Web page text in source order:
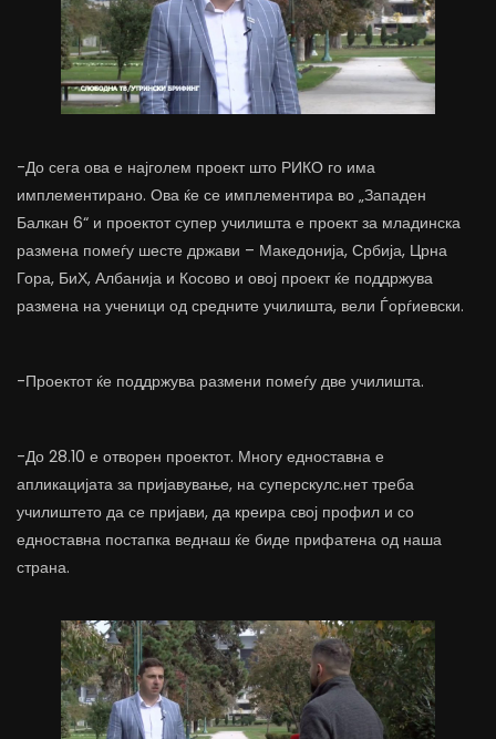
-До сега ова е најголем проект што РИКО го има
имплементирано. Ова ќе се имплементира во „Западен
Балкан 6“ и проектот супер училишта е проект за младинска
размена помеѓу шесте држави – Македонија, Србија, Црна
Гора, БиХ, Албанија и Косово и овој проект ќе поддржува
размена на ученици од средните училишта, вели Ѓорѓиевски.
-Проектот ќе поддржува размени помеѓу две училишта.
-До 28.10 е отворен проектот. Многу едноставна е
апликацијата за пријавување, на суперскулс.нет треба
училиштето да се пријави, да креира свој профил и со
едноставна постапка веднаш ќе биде прифатена од наша
страна.